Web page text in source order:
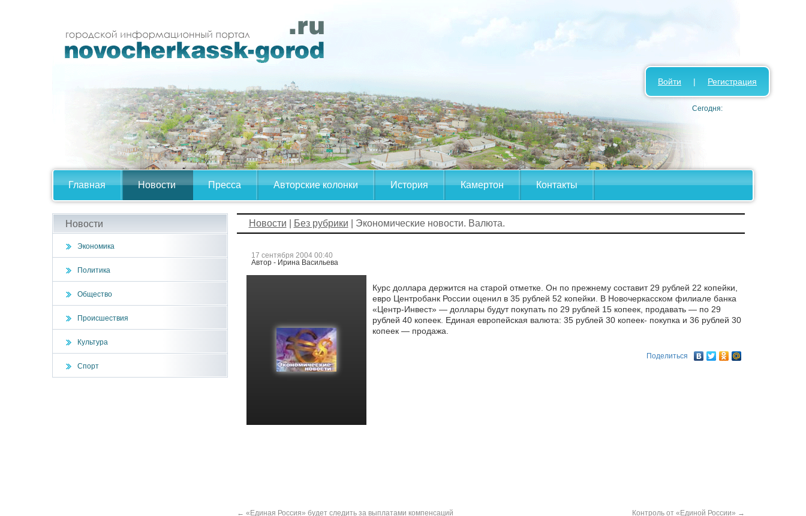
Главная Новости Пресса Авторские колонки История Камертон Контакты
Войти | Регистрация
Сегодня:
Новости
Экономика
Политика
Общество
Происшествия
Культура
Спорт
Новости Без рубрики | Экономические новости. Валюта.
17 сентября 2004 00:40
Автор - Ирина Васильева
Курс доллара держится на старой отметке. Он по прежнему составит 29 рублей 22 копейки,
евро Центробанк России оценил в 35 рублей 52 копейки. В Новочеркасском филиале банка
«Центр-Инвест» — доллары будут покупать по 29 рублей 15 копеек, продавать — по 29
рублей 40 копеек. Единая европейская валюта: 35 рублей 30 копеек- покупка и 36 рублей 30
копеек — продажа.
Поделиться
← «Единая Россия» будет следить за выплатами компенсаций Контроль от «Единой России» →